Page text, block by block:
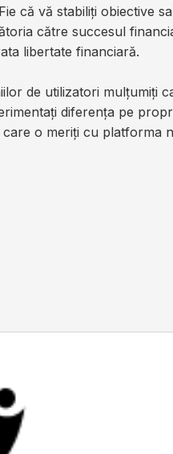
că vă stabiliți obiective
către succesul
libertate financiară.
de utilizatori mulțumiți
diferența pe
care o meriți cu platforma